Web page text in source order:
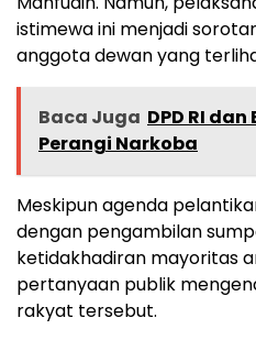
istimewa ini menjadi
anggota dewan yang
Baca Juga DPD RI
Perangi Narkoba
Meskipun agenda
dengan pengambilan
ketidakhadiran mayoritas
pertanyaan publik
rakyat tersebut.